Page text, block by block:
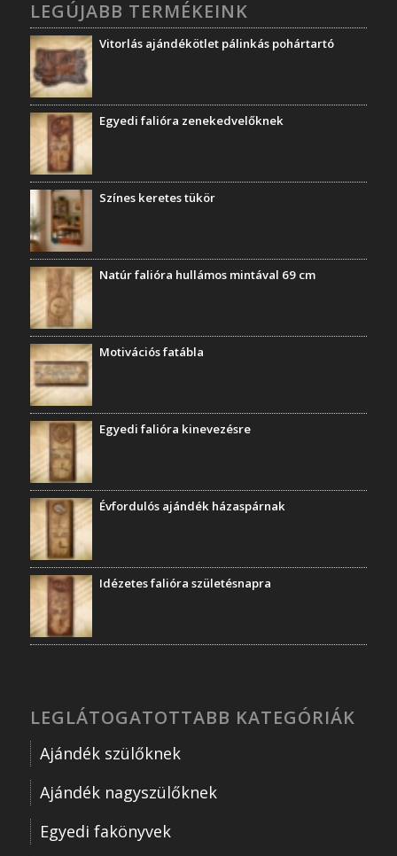
LEGÚJABB TERMÉKEINK
Vitorlás ajándékötlet pálinkás pohártartó
Egyedi falióra zenekedvelőknek
Színes keretes tükör
Natúr falióra hullámos mintával 69 cm
Motivációs fatábla
Egyedi falióra kinevezésre
Évfordulós ajándék házaspárnak
Idézetes falióra születésnapra
LEGLÁTOGATOTTABB KATEGÓRIÁK
Ajándék szülőknek
Ajándék nagyszülőknek
Egyedi fakönyvek